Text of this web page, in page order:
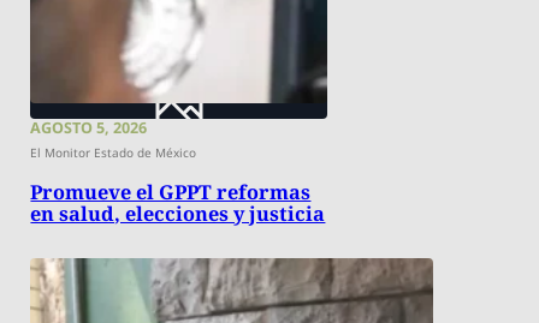
AGOSTO 5, 2026
El Monitor Estado de México
Promueve el GPPT reformas
en salud, elecciones y justicia